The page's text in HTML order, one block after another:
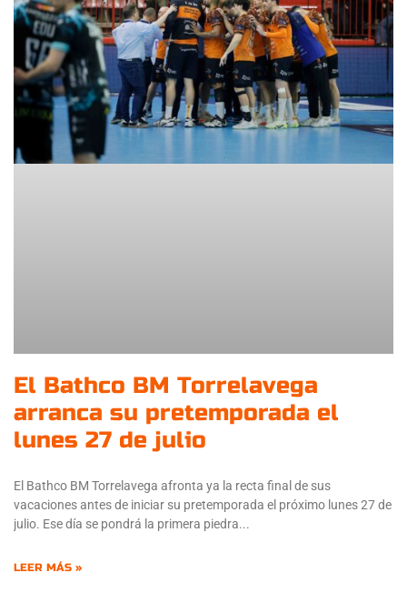
El Bathco BM Torrelavega
arranca su pretemporada el
lunes 27 de julio
El Bathco BM Torrelavega afronta ya la recta final de sus
vacaciones antes de iniciar su pretemporada el próximo lunes 27 de
julio. Ese día se pondrá la primera piedra
LEER MÁS »